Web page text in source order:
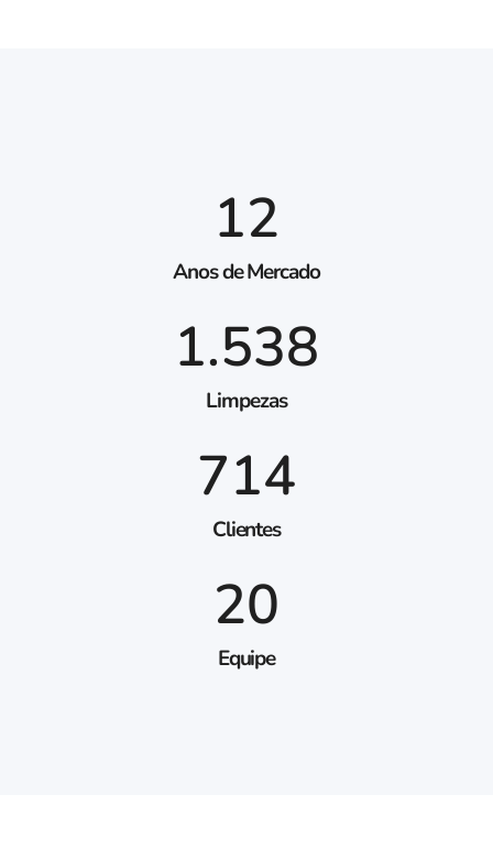
Anos de Mercado
12
Limpezas
1.538
Clientes
714
Equipe
20